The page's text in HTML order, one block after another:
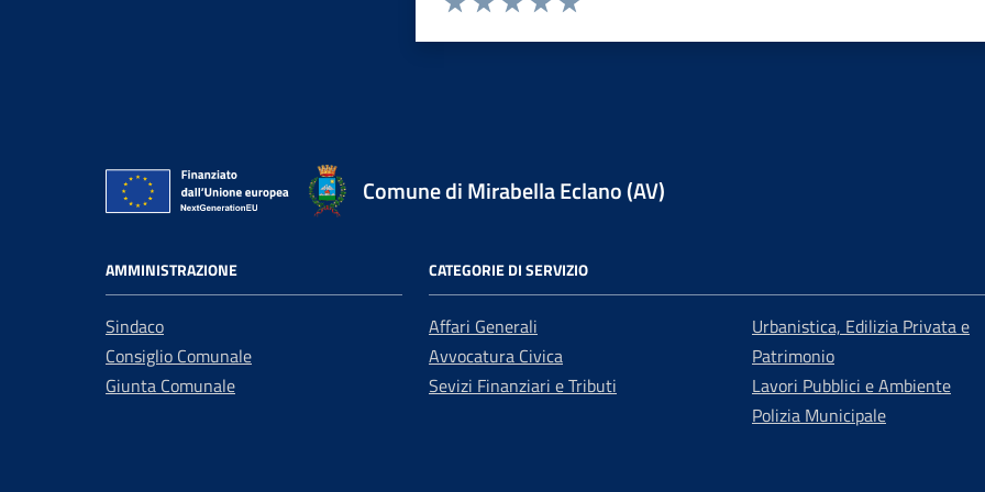
Comune di Mirabella Eclano (AV)
AMMINISTRAZIONE
Sindaco
Consiglio Comunale
Giunta Comunale
CATEGORIE DI SERVIZIO
Affari Generali
Avvocatura Civica
Sevizi Finanziari e Tributi
Urbanistica, Edilizia Privata e
Patrimonio
Lavori Pubblici e Ambiente
Polizia Municipale